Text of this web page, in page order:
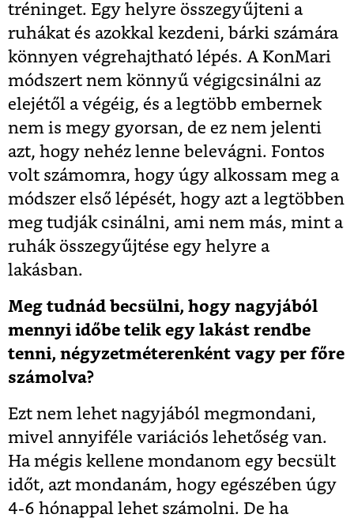
tréninget. Egy helyre összegyűjteni a
ruhákat és azokkal kezdeni, bárki számára
könnyen végrehajtható lépés. A KonMari
módszert nem könnyű végigcsinálni az
elejétől a végéig, és a legtöbb embernek
nem is megy gyorsan, de ez nem jelenti
azt, hogy nehéz lenne belevágni. Fontos
volt számomra, hogy úgy alkossam meg a
módszer első lépését, hogy azt a legtöbben
meg tudják csinálni, ami nem más, mint a
ruhák összegyűjtése egy helyre a
lakásban.
Meg tudnád becsülni, hogy nagyjából
mennyi időbe telik egy lakást rendbe
tenni, négyzetméterenként vagy per főre
számolva?
Ezt nem lehet nagyjából megmondani,
mivel annyiféle variációs lehetőség van.
Ha mégis kellene mondanom egy becsült
időt, azt mondanám, hogy egészében úgy
4-6 hónappal lehet számolni. De ha